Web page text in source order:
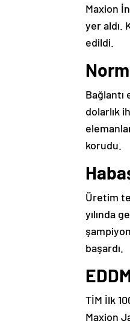
Maxion
yer aldı.
edildi.
Bağlantı
dolarlık
korudu.
Üretim
yılında
başardı.
TİM İlk
Maxion